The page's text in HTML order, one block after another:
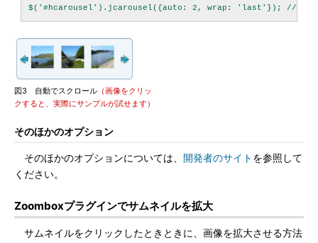
図3 自動でスクロール （画像をクリッ
クすると、実際にサンプルが試せます）
そのほかのオプション
そのほかのオプションについては、 開発者のサイト を参照して
ください。
Zoomboxプラグインでサムネイルを拡大
サムネイルをクリックしたときときに、画像を拡大させる方法